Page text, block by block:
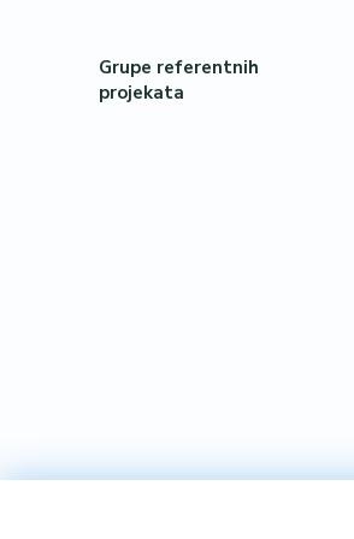
Grupe referentnih
projekata